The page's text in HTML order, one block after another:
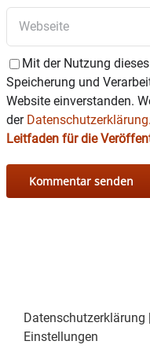
Nähere
Fotogruppe
Mit der Nutzung
Speicherung und
Website einverstanden.
der Datenschutzerklärung.
Leitfaden für die
Datenschutzerklärung |
Einstellungen